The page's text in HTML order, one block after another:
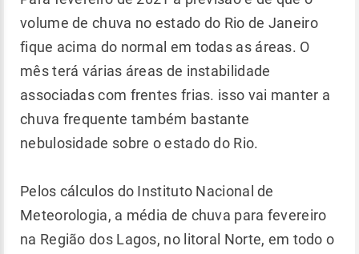
volume de chuva no estado do Rio de Janeiro
fique acima do normal em todas as áreas. O
mês terá várias áreas de instabilidade
associadas com frentes frias. isso vai manter a
chuva frequente também bastante
nebulosidade sobre o estado do Rio.
Pelos cálculos do Instituto Nacional de
Meteorologia, a média de chuva para fevereiro
na Região dos Lagos, no litoral Norte, em todo o